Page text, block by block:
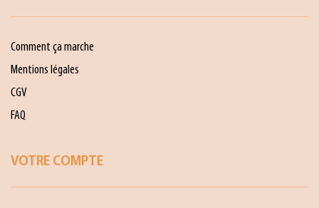
Comment ça marche
Mentions légales
CGV
FAQ
VOTRE COMPTE